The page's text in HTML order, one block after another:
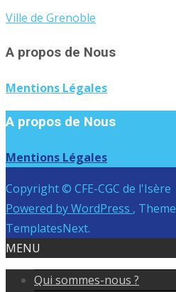
Ville de Grenoble
A propos de Nous
Mentions Légales
A propos de Nous
Mentions Légales
Copyright © CFE-CGC de l'Isère
Powered by WordPress , Theme
TemplatesNext.
MENU
Qui sommes-nous ?